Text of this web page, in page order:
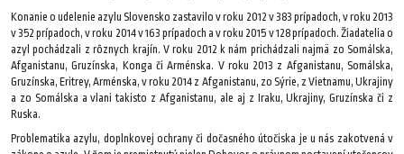
Konanie o udelenie azylu Slovensko zastavilo v roku 2012 v 383 prípadoch, v roku 2013
v 352 prípadoch, v roku 2014 v 163 prípadoch a v roku 2015 v 128 prípadoch. Žiadatelia o
azyl pochádzali z rôznych krajín. V roku 2012 k nám prichádzali najmä zo Somálska,
Afganistanu, Gruzínska, Konga či Arménska. V roku 2013 z Afganistanu, Somálska,
Gruzínska, Eritrey, Arménska, v roku 2014 z Afganistanu, zo Sýrie, z Vietnamu, Ukrajiny
a zo Somálska a vlani takisto z Afganistanu, ale aj z Iraku, Ukrajiny, Gruzínska či z
Ruska.
Problematika azylu, doplnkovej ochrany či dočasného útočiska je u nás zakotvená v